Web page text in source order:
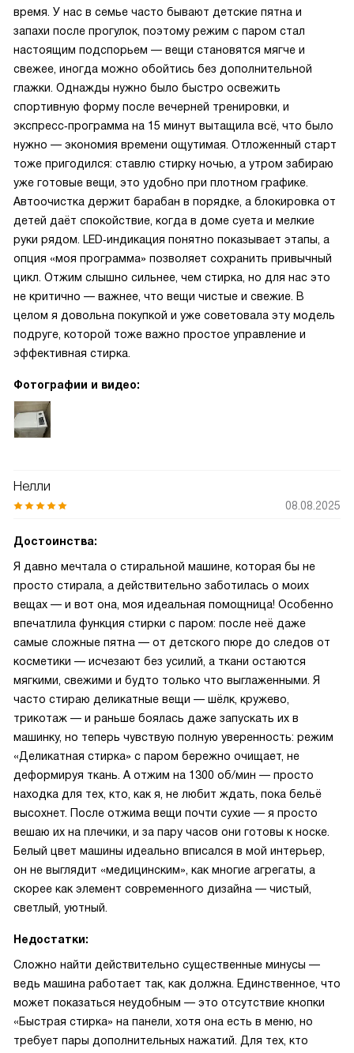
время. У нас в семье часто бывают детские пятна и
запахи после прогулок, поэтому режим с паром стал
настоящим подспорьем — вещи становятся мягче и
свежее, иногда можно обойтись без дополнительной
глажки. Однажды нужно было быстро освежить
спортивную форму после вечерней тренировки, и
экспресс‑программа на 15 минут вытащила всё, что было
нужно — экономия времени ощутимая. Отложенный старт
тоже пригодился: ставлю стирку ночью, а утром забираю
уже готовые вещи, это удобно при плотном графике.
Автоочистка держит барабан в порядке, а блокировка от
детей даёт спокойствие, когда в доме суета и мелкие
руки рядом. LED‑индикация понятно показывает этапы, а
опция «моя программа» позволяет сохранить привычный
цикл. Отжим слышно сильнее, чем стирка, но для нас это
не критично — важнее, что вещи чистые и свежие. В
целом я довольна покупкой и уже советовала эту модель
подруге, которой тоже важно простое управление и
эффективная стирка.
Фотографии и видео:
Нелли
08.08.2025
Достоинства:
Я давно мечтала о стиральной машине, которая бы не
просто стирала, а действительно заботилась о моих
вещах — и вот она, моя идеальная помощница! Особенно
впечатлила функция стирки с паром: после неё даже
самые сложные пятна — от детского пюре до следов от
косметики — исчезают без усилий, а ткани остаются
мягкими, свежими и будто только что выглаженными. Я
часто стираю деликатные вещи — шёлк, кружево,
трикотаж — и раньше боялась даже запускать их в
машинку, но теперь чувствую полную уверенность: режим
«Деликатная стирка» с паром бережно очищает, не
деформируя ткань. А отжим на 1300 об/мин — просто
находка для тех, кто, как я, не любит ждать, пока бельё
высохнет. После отжима вещи почти сухие — я просто
вешаю их на плечики, и за пару часов они готовы к носке.
Белый цвет машины идеально вписался в мой интерьер,
он не выглядит «медицинским», как многие агрегаты, а
скорее как элемент современного дизайна — чистый,
светлый, уютный.
Недостатки:
Сложно найти действительно существенные минусы —
ведь машина работает так, как должна. Единственное, что
может показаться неудобным — это отсутствие кнопки
«Быстрая стирка» на панели, хотя она есть в меню, но
требует пары дополнительных нажатий. Для тех, кто